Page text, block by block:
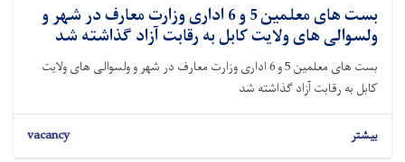
بست های معلمین 5 و 6 اداری وزارت معارف در شهر و
ولسوالی های ولایت کابل به رقابت آزاد گذاشته شد
بست های معلمین 5 و 6 اداری وزارت معارف در شهر و ولسوالی های ولایت
کابل به رقابت آزاد گذاشته شد
بیشتر vacancy